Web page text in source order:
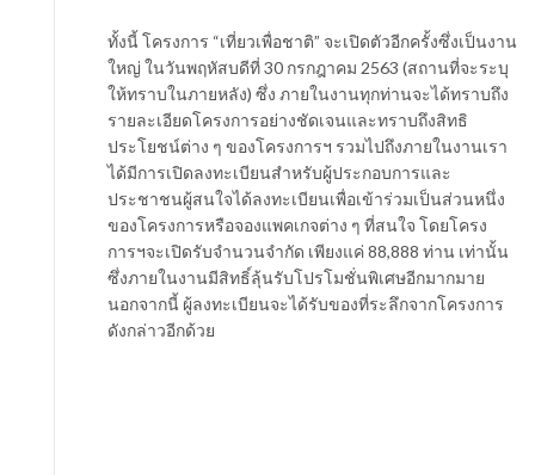
ทั้งนี้ โครงการ “เที่ยวเพื่อชาติ” จะเปิดตัวอีกครั้งซึ่งเป็นงาน
ใหญ่ ในวันพฤหัสบดีที่ 30 กรกฎาคม 2563 (สถานที่จะระบุ
ให้ทราบในภายหลัง) ซึ่ง ภายในงานทุกท่านจะได้ทราบถึง
รายละเอียดโครงการอย่างชัดเจนและทราบถึงสิทธิ
ประโยชน์ต่าง ๆ ของโครงการฯ รวมไปถึงภายในงานเรา
ได้มีการเปิดลงทะเบียนสำหรับผู้ประกอบการและ
ประชาชนผู้สนใจได้ลงทะเบียนเพื่อเข้าร่วมเป็นส่วนหนึ่ง
ของโครงการหรือจองแพคเกจต่าง ๆ ที่สนใจ โดยโครง
การฯจะเปิดรับจำนวนจำกัด เพียงแค่ 88,888 ท่าน เท่านั้น
ซึ่งภายในงานมีสิทธิ์ลุ้นรับโปรโมชั่นพิเศษอีกมากมาย
นอกจากนี้ ผู้ลงทะเบียนจะได้รับของที่ระลึกจากโครงการ
ดังกล่าวอีกด้วย